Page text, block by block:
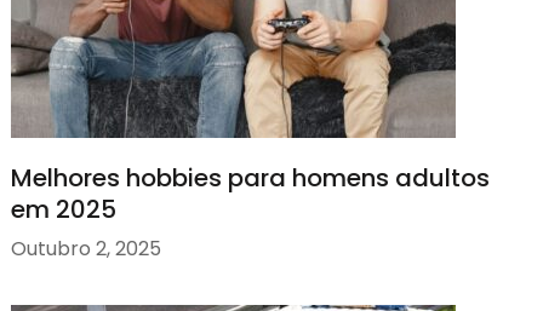
Melhores hobbies para homens adultos
em 2025
Outubro 2, 2025